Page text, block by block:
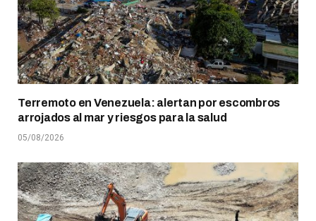
Terremoto en Venezuela: alertan por escombros
arrojados al mar y riesgos para la salud
05/08/2026